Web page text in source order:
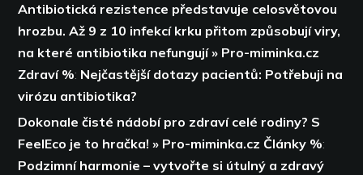
Antibiotická rezistence představuje celosvětovou
hrozbu. Až 9 z 10 infekcí krku přitom způsobují viry,
na které antibiotika nefungují » Pro-miminka.cz
Zdraví %: Nejčastější dotazy pacientů: Potřebuji na
virózu antibiotika?
Dokonale čisté nádobí pro zdraví celé rodiny? S
FeelEco je to hračka! » Pro-miminka.cz Články %:
Podzimní harmonie – vytvořte si útulný a zdravý